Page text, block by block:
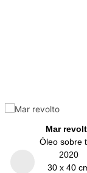
Mar
Óleo sobre
2020
30 x 40